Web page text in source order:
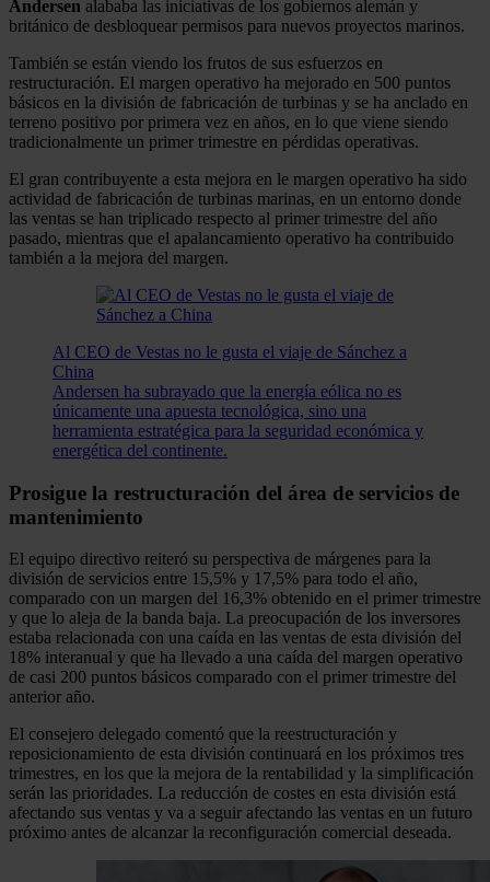
Andersen alababa las iniciativas de los gobiernos alemán y
británico de desbloquear permisos para nuevos proyectos marinos.
También se están viendo los frutos de sus esfuerzos en
restructuración. El margen operativo ha mejorado en 500 puntos
básicos en la división de fabricación de turbinas y se ha anclado en
terreno positivo por primera vez en años, en lo que viene siendo
tradicionalmente un primer trimestre en pérdidas operativas.
El gran contribuyente a esta mejora en le margen operativo ha sido
actividad de fabricación de turbinas marinas, en un entorno donde
las ventas se han triplicado respecto al primer trimestre del año
pasado, mientras que el apalancamiento operativo ha contribuido
también a la mejora del margen.
Al CEO de Vestas no le gusta el viaje de Sánchez a
China
Andersen ha subrayado que la energía eólica no es
únicamente una apuesta tecnológica, sino una
herramienta estratégica para la seguridad económica y
energética del continente.
Prosigue la restructuración del área de servicios de
mantenimiento
El equipo directivo reiteró su perspectiva de márgenes para la
división de servicios entre 15,5% y 17,5% para todo el año,
comparado con un margen del 16,3% obtenido en el primer trimestre
y que lo aleja de la banda baja. La preocupación de los inversores
estaba relacionada con una caída en las ventas de esta división del
18% interanual y que ha llevado a una caída del margen operativo
de casi 200 puntos básicos comparado con el primer trimestre del
anterior año.
El consejero delegado comentó que la reestructuración y
reposicionamiento de esta división continuará en los próximos tres
trimestres, en los que la mejora de la rentabilidad y la simplificación
serán las prioridades. La reducción de costes en esta división está
afectando sus ventas y va a seguir afectando las ventas en un futuro
próximo antes de alcanzar la reconfiguración comercial deseada.